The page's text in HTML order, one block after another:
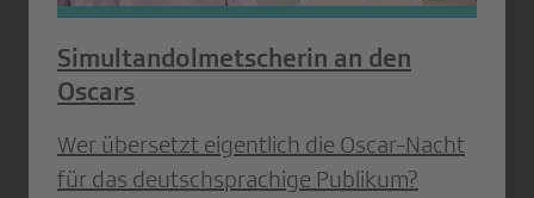
Simultandolmetscherin an den
Oscars
Wer übersetzt eigentlich die Oscar-Nacht
für das deutschsprachige Publikum?